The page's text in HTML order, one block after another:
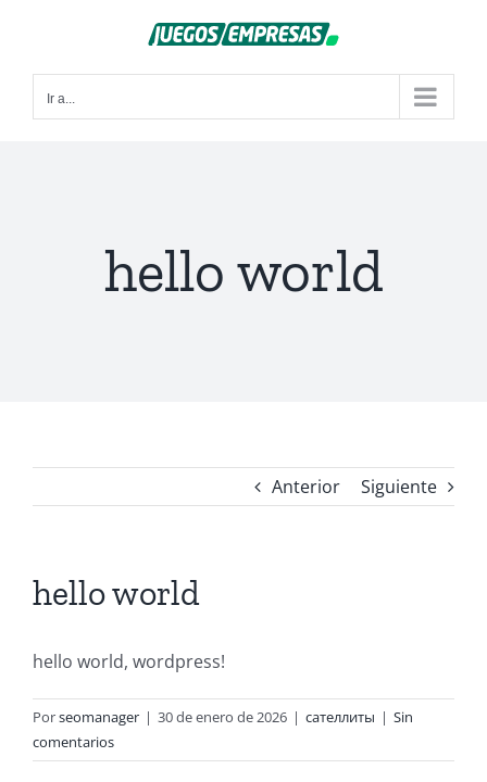
contenido
Ir a...
hello world
Anterior Siguiente
hello world
hello world, wordpress!
Porseomanager | 30 de enero de 2026 | сателлиты | Sin
comentarios